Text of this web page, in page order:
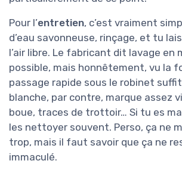
Pour l’entretien, c’est vraiment
d’eau savonneuse, rinçage, et tu
l’air libre. Le fabricant dit lavage en
possible, mais honnêtement, vu la
passage rapide sous le robinet
blanche, par contre, marque assez
boue, traces de trottoir… Si tu es
les nettoyer souvent. Perso, ça ne
trop, mais il faut savoir que ça ne
immaculé.